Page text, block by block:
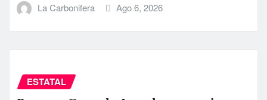
La Carbonifera Ago 6, 2026
ESTATAL